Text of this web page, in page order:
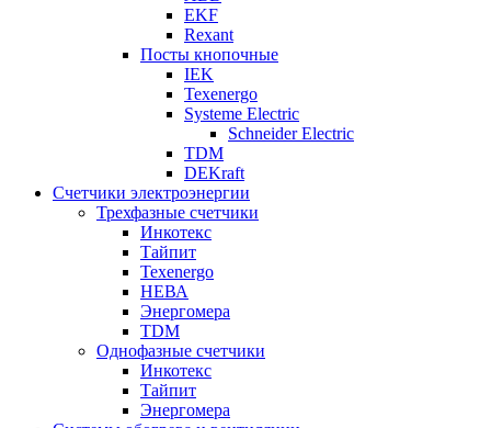
EKF
Rexant
Посты кнопочные
IEK
Texenergo
Systeme Electric
Schneider Electric
TDM
DEKraft
Счетчики электроэнергии
Трехфазные счетчики
Инкотекс
Тайпит
Texenergo
НЕВА
Энергомера
TDM
Однофазные счетчики
Инкотекс
Тайпит
Энергомера